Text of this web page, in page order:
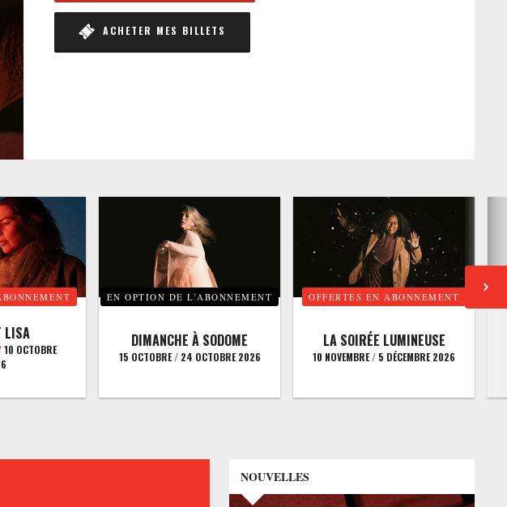
ACHETER MES BILLETS
LISA
10 OCTOBRE
EN OPTION DE L’ABONNEMENT
DIMANCHE À SODOME
15 OCTOBRE/24 OCTOBRE 2026
OFFERTES EN ABONNEMENT
LA SOIRÉE LUMINEUSE
10 NOVEMBRE/ 5 DÉCEMBRE 2026
NOUVELLES